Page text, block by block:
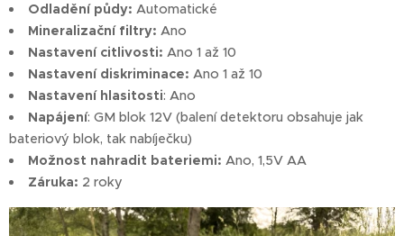
Odladění půdy: Automatické
Mineralizační filtry: Ano
Nastavení citlivosti: Ano 1 až 10
Nastavení diskriminace: Ano 1 až 10
Nastavení hlasitosti: Ano
Napájení: GM blok 12V (balení detektoru obsahuje jak
bateriový blok, tak nabíječku)
Možnost nahradit bateriemi: Ano, 1,5V AA
Záruka: 2 roky